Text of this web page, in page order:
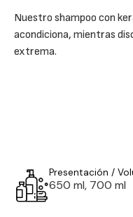
Nuestro shampoo con
acondiciona, mientras
extrema.
Presentación /
650 ml, 700 ml